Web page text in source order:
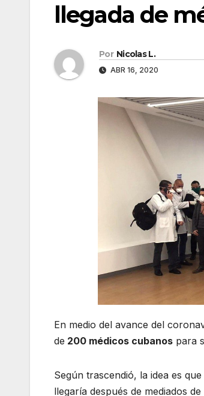
llegada de
Por Nicolas L.
ABR 16, 2020
En medio del avance del
de 200 médicos cubanos para
Según trascendió, la idea es
llegaría después de mediados